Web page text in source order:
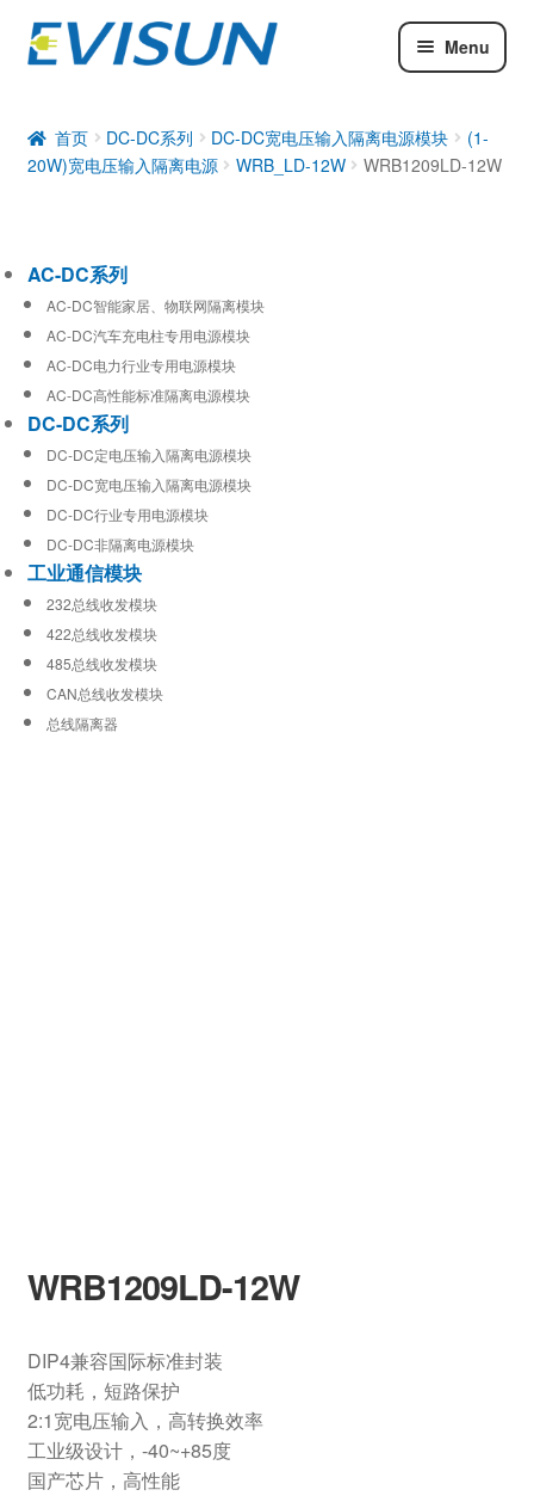
Menu
DC-DC系列
工业通信模块
首页 DC-DC系列 DC-DC宽电压输入隔离电源模块
(1-
20W)宽电压输入隔离电源
WRB_LD-12W WRB1209LD-12W
WRB1209LD-12W
DIP4兼容国际标准封装
低功耗，短路保护
2:1宽电压输入，高转换效率
工业级设计，-40~+85度
国产芯片，高性能
AC-DC系列
AC-DC智能家居、物联网隔离模块
AC-DC汽车充电柱专用电源模块
AC-DC电力行业专用电源模块
AC-DC高性能标准隔离电源模块
DC-DC系列
DC-DC定电压输入隔离电源模块
DC-DC宽电压输入隔离电源模块
DC-DC行业专用电源模块
DC-DC非隔离电源模块
工业通信模块
232总线收发模块
422总线收发模块
485总线收发模块
CAN总线收发模块
总线隔离器